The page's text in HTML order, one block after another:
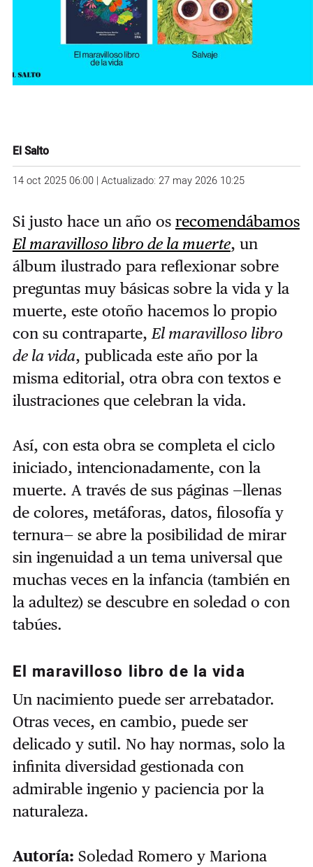
El Salto
14 oct 2025 06:00 | Actualizado: 27 may 2026 10:25
Si justo hace un año os recomendábamos
El maravilloso libro de la muerte, un
álbum ilustrado para reflexionar sobre
preguntas muy básicas sobre la vida y la
muerte, este otoño hacemos lo propio
con su contraparte, El maravilloso libro
de la vida, publicada este año por la
misma editorial, otra obra con textos e
ilustraciones que celebran la vida.
Así, con esta obra se completa el ciclo
iniciado, intencionadamente, con la
muerte. A través de sus páginas —llenas
de colores, metáforas, datos, filosofía y
ternura— se abre la posibilidad de mirar
sin ingenuidad a un tema universal que
muchas veces en la infancia (también en
la adultez) se descubre en soledad o con
tabúes.
El maravilloso libro de la vida
Un nacimiento puede ser arrebatador.
Otras veces, en cambio, puede ser
delicado y sutil. No hay normas, solo la
infinita diversidad gestionada con
admirable ingenio y paciencia por la
naturaleza.
Autoría: Soledad Romero y Mariona